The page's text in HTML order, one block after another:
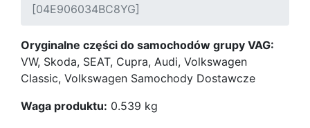
[04E906034BC8YG]
Oryginalne części do samochodów grupy VAG:
VW, Skoda, SEAT, Cupra, Audi, Volkswagen
Classic, Volkswagen Samochody Dostawcze
Waga produktu: 0.539 kg